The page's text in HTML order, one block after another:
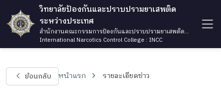
วิทยาลัยป้องกันและปราบปรามยาเสพติด
ระหว่างประเทศ
สำนักงานคณะกรรมการป้องกันและปราบปรามยาเสพติด
กระทรวงยุติธรรม
International Narcotics Control College : INCC
ย้อนกลับ หน้าแรก รายละเอียดข่าว